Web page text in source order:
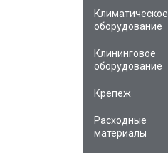
Климатическое
оборудование
Клининговое
оборудование
Крепеж
Расходные
материалы